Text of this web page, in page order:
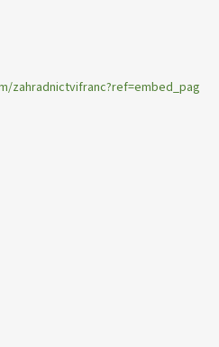
zahradnictvifranc?ref=embed_pag